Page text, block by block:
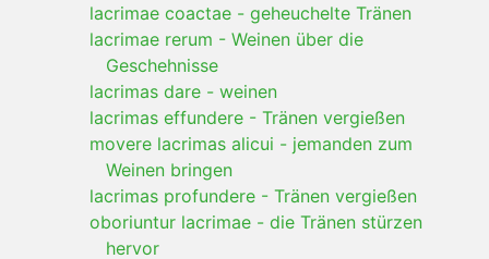
lacrimae coactae - geheuchelte Tränen
lacrimae rerum - Weinen über die
Geschehnisse
lacrimas dare - weinen
lacrimas effundere - Tränen vergießen
movere lacrimas alicui - jemanden zum
Weinen bringen
lacrimas profundere - Tränen vergießen
oboriuntur lacrimae - die Tränen stürzen
hervor